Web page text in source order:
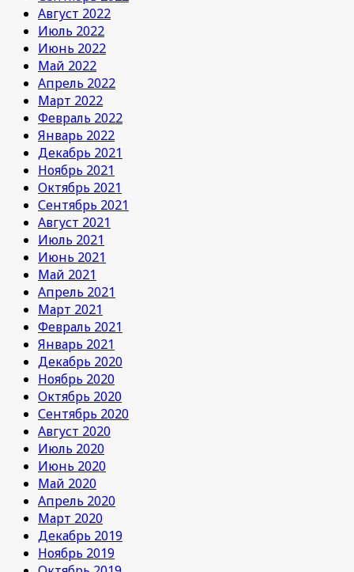
Август 2022
Июль 2022
Июнь 2022
Май 2022
Апрель 2022
Март 2022
Февраль 2022
Январь 2022
Декабрь 2021
Ноябрь 2021
Октябрь 2021
Сентябрь 2021
Август 2021
Июль 2021
Июнь 2021
Май 2021
Апрель 2021
Март 2021
Февраль 2021
Январь 2021
Декабрь 2020
Ноябрь 2020
Октябрь 2020
Сентябрь 2020
Август 2020
Июль 2020
Июнь 2020
Май 2020
Апрель 2020
Март 2020
Декабрь 2019
Ноябрь 2019